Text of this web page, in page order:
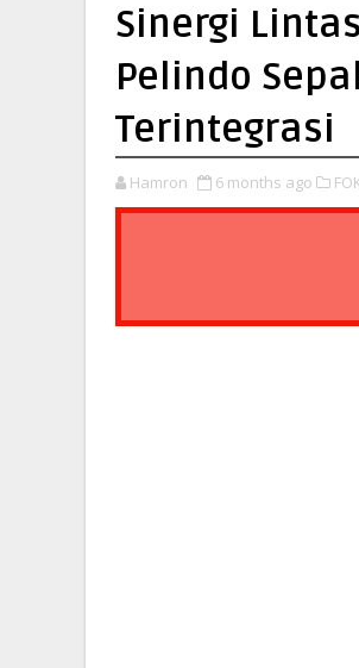
Sinergi
Pelindo
Terintegrasi
Hamron 6 months ago